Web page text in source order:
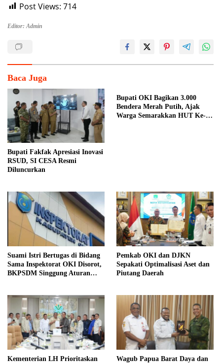
Post Views: 714
Editor: Admin
Baca Juga
Bupati Fakfak Apresiasi Inovasi
RSUD, SI CESA Resmi
Diluncurkan
Bupati OKI Bagikan 3.000
Bendera Merah Putih, Ajak
Warga Semarakkan HUT Ke-81
Suami Istri Bertugas di Bidang
Sama Inspektorat OKI Disorot,
BKPSDM Singgung Aturan
Pemkab OKI dan DJKN
Sepakati Optimalisasi Aset dan
Piutang Daerah
Kementerian LH Prioritaskan
Wagub Papua Barat Daya dan